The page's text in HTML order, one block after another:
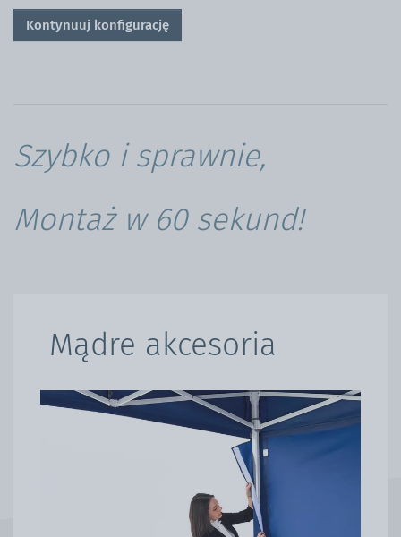
Kontynuuj konfigurację
Szybko i sprawnie,
Montaż w 60 sekund!
Mądre akcesoria